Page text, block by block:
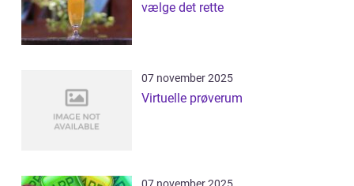
vælge det rette
07 november 2025
Virtuelle prøverum